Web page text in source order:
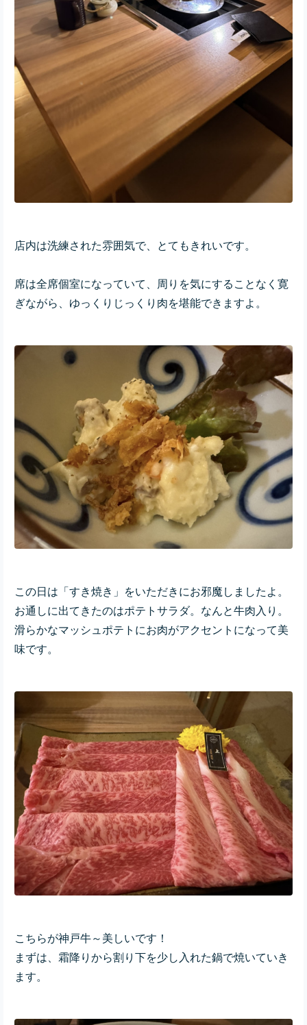
店内は洗練された雰囲気で、とてもきれいです。
席は全席個室になっていて、周りを気にすることなく寛
ぎながら、ゆっくりじっくり肉を堪能できますよ。
この日は「すき焼き」をいただきにお邪魔しましたよ。
お通しに出てきたのはポテトサラダ。なんと牛肉入り。
滑らかなマッシュポテトにお肉がアクセントになって美
味です。
こちらが神戸牛～美しいです！
まずは、霜降りから割り下を少し入れた鍋で焼いていき
ます。